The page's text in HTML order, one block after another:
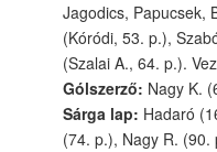
Jagodics, Papucsek,
(Kóródi, 53. p.),
(Szalai A., 64. p.).
Gólszerző: Nagy K.
Sárga lap: Hadaró
(74. p.), Nagy R.